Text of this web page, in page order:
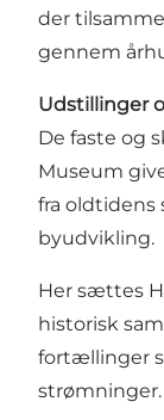
der
gennem
Udstillinger
De faste og
Museum
fra oldtidens
byudvikling.
Her sættes
historisk
fortællinger
strømninger.